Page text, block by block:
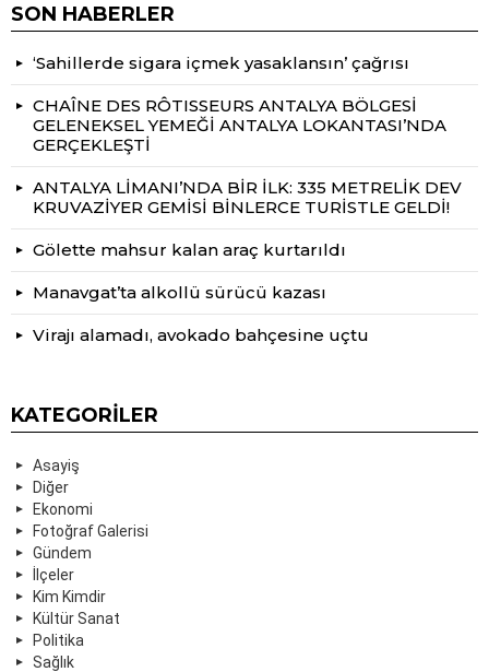
SON HABERLER
‘Sahillerde sigara içmek yasaklansın’ çağrısı
CHAÎNE DES RÔTISSEURS ANTALYA BÖLGESİ
GELENEKSEL YEMEĞİ ANTALYA LOKANTASI’NDA
GERÇEKLEŞTİ
ANTALYA LİMANI’NDA BİR İLK: 335 METRELİK DEV
KRUVAZİYER GEMİSİ BİNLERCE TURİSTLE GELDİ!
Gölette mahsur kalan araç kurtarıldı
Manavgat’ta alkollü sürücü kazası
Virajı alamadı, avokado bahçesine uçtu
KATEGORILER
Asayiş
Diğer
Ekonomi
Fotoğraf Galerisi
Gündem
İlçeler
Kim Kimdir
Kültür Sanat
Politika
Sağlık